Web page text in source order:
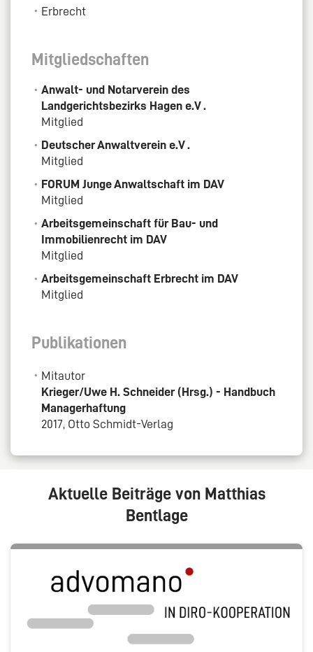
Erbrecht
Mitgliedschaften
Anwalt- und Notarverein des
Landgerichtsbezirks Hagen e.V .
Mitglied
Deutscher Anwaltverein e.V .
Mitglied
FORUM Junge Anwaltschaft im DAV
Mitglied
Arbeitsgemeinschaft für Bau- und
Immobilienrecht im DAV
Mitglied
Arbeitsgemeinschaft Erbrecht im DAV
Mitglied
Publikationen
Mitautor
Krieger/Uwe H. Schneider (Hrsg.) - Handbuch
Managerhaftung
2017, Otto Schmidt-Verlag
Aktuelle Beiträge von Matthias
Bentlage